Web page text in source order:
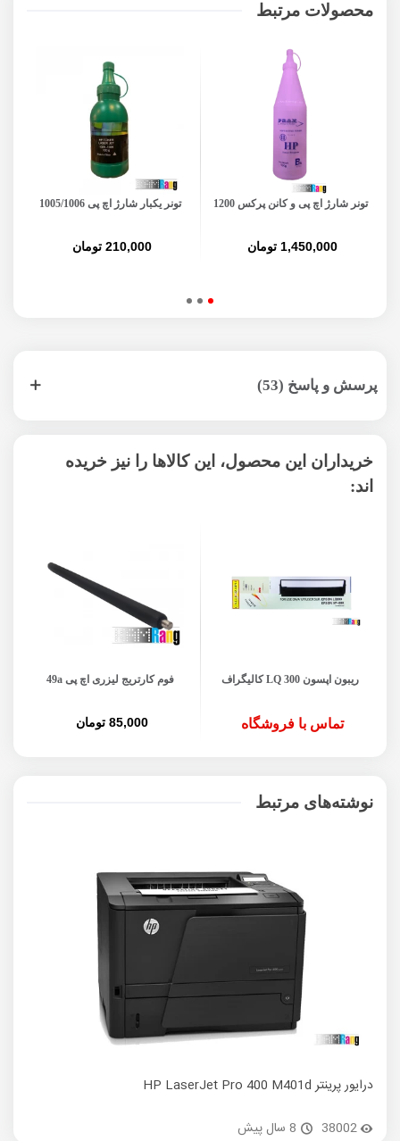
محصولات مرتبط
تونر شارژ اچ پی و کانن پرکس 1200
1,450,000 تومان
تونر یکبار شارژ اچ پی 1005/1006
210,000 تومان
پرسش و پاسخ (53)
خریداران این محصول، این کالاها را نیز خریده
اند:
ریبون اپسون LQ 300 کالیگراف
تماس با فروشگاه
فوم کارتریج لیزری اچ پی 49a
85,000 تومان
نوشته‌های مرتبط
درایور پرینتر HP LaserJet Pro 400 M401d
38002
8 سال پیش